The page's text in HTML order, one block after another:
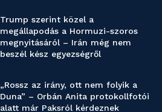
Trump szerint közel a
megállapodás a Hormuzi-szoros
megnyitásáról – Irán még nem
beszél kész egyezségről
„Rossz az irány, ott nem folyik a
Duna” – Orbán Anita protokollfotói
alatt már Paksról kérdeznek